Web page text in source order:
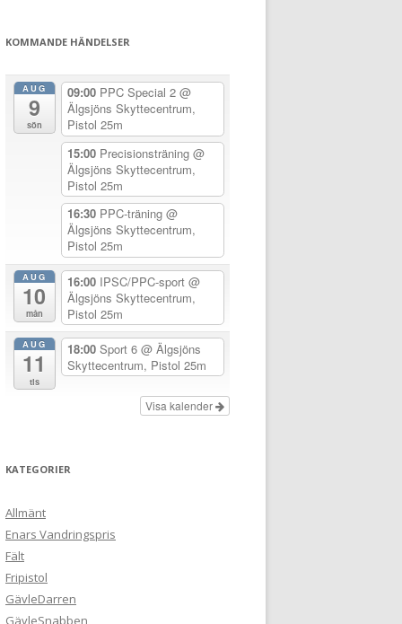
KOMMANDE HÄNDELSER
AUG
9
sön
09:00 PPC Special 2 @
Älgsjöns Skyttecentrum,
Pistol 25m
15:00 Precisionsträning @
Älgsjöns Skyttecentrum,
Pistol 25m
16:30 PPC-träning @
Älgsjöns Skyttecentrum,
Pistol 25m
AUG
10
mån
16:00 IPSC/PPC-sport @
Älgsjöns Skyttecentrum,
Pistol 25m
AUG
11
tis
18:00 Sport 6 @ Älgsjöns
Skyttecentrum, Pistol 25m
Visa kalender
KATEGORIER
Allmänt
Enars Vandringspris
Fält
Fripistol
GävleDarren
GävleSnabben